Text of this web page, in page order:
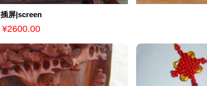
插屏|screen
¥2600.00